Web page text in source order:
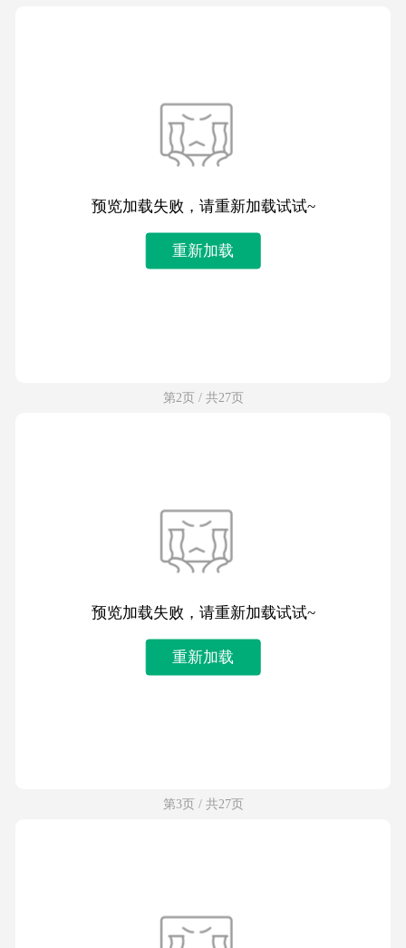
预览加载失败，请重新加载试试~
重新加载
第2页 / 共27页
预览加载失败，请重新加载试试~
重新加载
第3页 / 共27页